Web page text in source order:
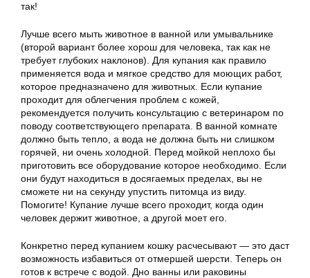
так!
Лучше всего мыть животное в ванной или умывальнике
(второй вариант более хорош для человека, так как не
требует глубоких наклонов). Для купания как правило
применяется вода и мягкое средство для моющих работ,
которое предназначено для животных. Если купание
проходит для облегчения проблем с кожей,
рекомендуется получить консультацию с ветеринаром по
поводу соответствующего препарата. В ванной комнате
должно быть тепло, а вода не должна быть ни слишком
горячей, ни очень холодной. Перед мойкой неплохо бы
приготовить все оборудование которое необходимо. Если
они будут находиться в досягаемых пределах, вы не
сможете ни на секунду упустить питомца из виду.
Помогите! Купание лучше всего проходит, когда один
человек держит животное, а другой моет его.
Конкретно перед купанием кошку расчесывают — это даст
возможность избавиться от отмершей шерсти. Теперь он
готов к встрече с водой. Дно ванны или раковины